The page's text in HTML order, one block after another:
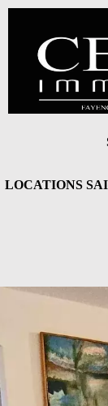
LOCATIONS